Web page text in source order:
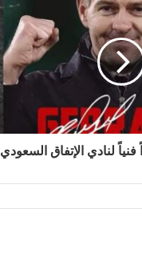
لنادي الإتفاق السعودي